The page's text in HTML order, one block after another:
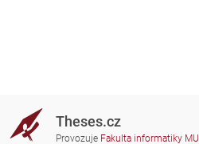
Theses.cz
Provozuje Fakulta informatiky MU